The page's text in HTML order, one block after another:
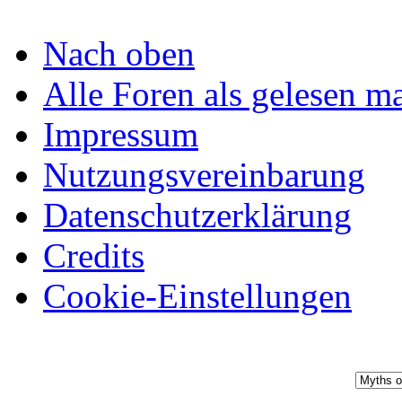
August, September
und Oktober 2025
sind nun spielbar.
Die Erstsemester
finden sich auf dem
Campus ein!
⟩⟩22.11.2024:Das
Nach oben
Alle Foren als gelesen
Impressum
Nutzungsvereinbarung
Datenschutzerklärung
Credits
Cookie-Einstellungen